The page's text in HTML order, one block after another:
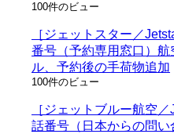
100件のビュー
［ジェットスター／
番号（予約専用窓口）
ル、予約後の手荷物追加
100件のビュー
［ジェットブルー航空
話番号（日本からの問い